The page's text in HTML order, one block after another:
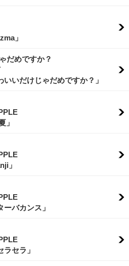
」
だめですか？
いだけじゃだめですか？」
」
」
バカンス」
セラ」